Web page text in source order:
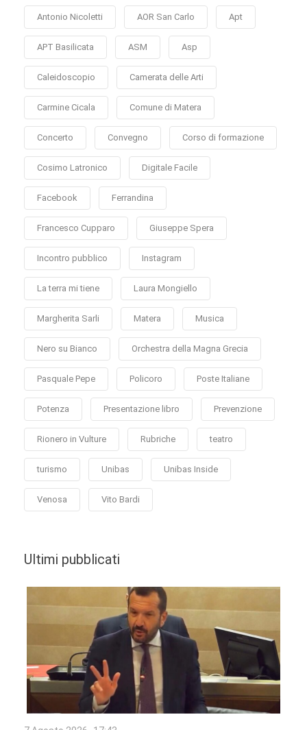
Antonio Nicoletti AOR San Carlo Apt
APT Basilicata ASM Asp
Caleidoscopio Camerata delle Arti
Carmine Cicala Comune di Matera
Concerto Convegno Corso di formazione
Cosimo Latronico Digitale Facile
Facebook Ferrandina
Francesco Cupparo Giuseppe Spera
Incontro pubblico Instagram
La terra mi tiene Laura Mongiello
Margherita Sarli Matera Musica
Nero su Bianco Orchestra della Magna Grecia
Pasquale Pepe Policoro Poste Italiane
Potenza Presentazione libro Prevenzione
Rionero in Vulture Rubriche teatro
turismo Unibas Unibas Inside
Venosa Vito Bardi
Ultimi pubblicati